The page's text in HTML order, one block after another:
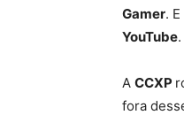
Gamer.
YouTube
A CCXP
fora